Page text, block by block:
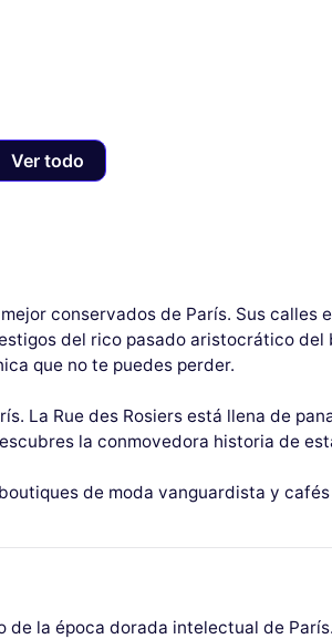
Ver todo
conservados de París. Sus calles
del rico pasado aristocrático del
que no te puedes perder.
La Rue des Rosiers está llena de
la conmovedora historia de
de moda vanguardista y
la época dorada intelectual de